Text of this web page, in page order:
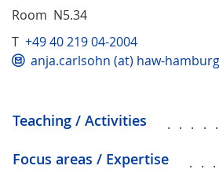
Room N5.34
T +49 40 219 04-2004
anja.carlsohn (at) haw-
Teaching / Activities
Focus areas / Expertise